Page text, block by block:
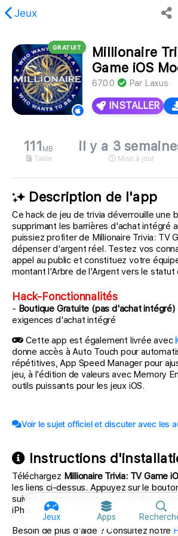
Jeux
Jeux Apps
demandé est introuvable.
GRATUIT
Millionaire
Game iOS
67.0.0 Par Laxus
INSTALLER
111 MB
Taille
il y a 3
Mise à jour
Description de l'app
Ce hack de jeu de trivia déverrouille une
supprimant les barrières d'achat intégré
puissiez profiter de Millionaire Trivia: TV
dépenser d'argent réel. Testez vos
appel au public et constituez votre
montant l'Arbre de l'Argent vers le statut
Hack-Fonctionnalités
- Boutique Gratuite (pas d'achat intégré)
exigences d'achat intégré
Cette app est également livrée avec
donne accès à Auto Touch pour
répétitives, App Speed Manager pour
jeu, à l'édition de valeurs avec Memory
outils puissants pour les jeux iOS.
Voir le sujet officiel et discuter avec les
Instructions
Téléchargez Millionaire Trivia: TV Game
les liens ci-dessus. Appuyez sur le
suivez les instructions pour installer ce
iPhone, iPad ou Apple Silicon.
Besoin de plus d'aide ? Consultez notre